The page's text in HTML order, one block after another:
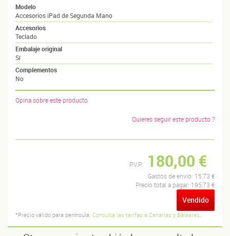
Modelo
Accesorios iPad de Segunda Mano
Accesorios
Teclado
Embalaje original
Sí
Complementos
No
Opina sobre este producto
Quieres seguir este producto ?
P.V.P: 180,00 €
Gastos de envío: 15,73 €
Precio total a pagar: 195,73 €
Vendido
*Precio válido para península. Consulta las tarifas a Canarias y Baleares.